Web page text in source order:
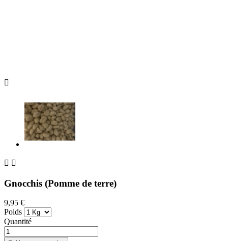

 
Gnocchis (Pomme de terre)
9,95 €
Poids
Quantité